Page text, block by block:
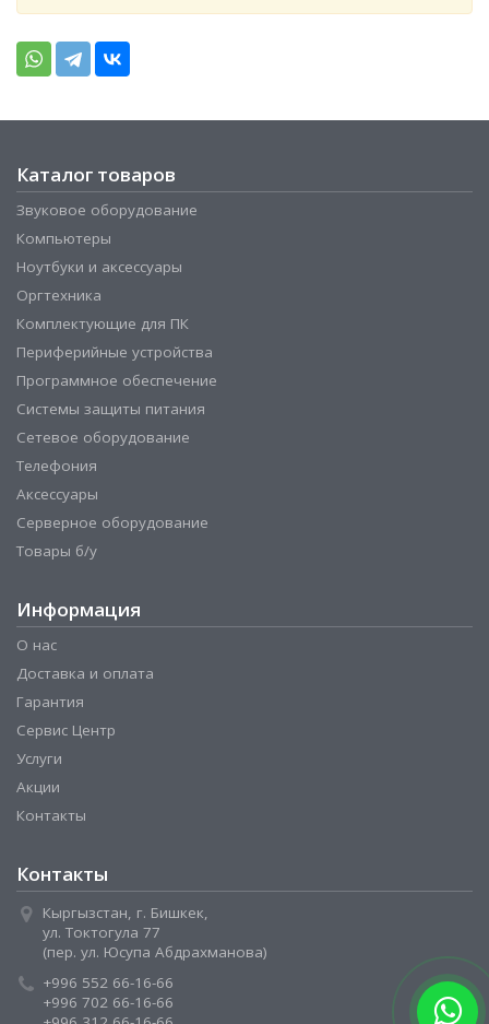
Каталог товаров
Звуковое оборудование
Компьютеры
Ноутбуки и аксессуары
Оргтехника
Комплектующие для ПК
Периферийные устройства
Программное обеспечение
Системы защиты питания
Сетевое оборудование
Телефония
Аксессуары
Серверное оборудование
Товары б/у
Информация
О нас
Доставка и оплата
Гарантия
Сервис Центр
Услуги
Акции
Контакты
Контакты
Кыргызстан, г. Бишкек,
ул. Токтогула 77
(пер. ул. Юсупа Абдрахманова)
+996 552 66-16-66
+996 702 66-16-66